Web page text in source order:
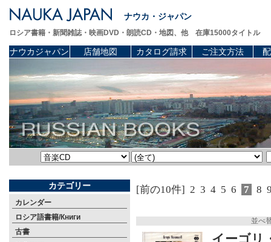
ナウカ・ジャパン
ロシア書籍・新聞雑誌・映画DVD・朗読CD・地図、他 在庫15000タイトル
ナウカジャパン 店舗地図 カタログ請求 ご注文方法
カテゴリー
カレンダー
ロシア語書籍/Книги
古書
[前の10件] 2 3 4 5 6 7 8
並べ
イーゴ